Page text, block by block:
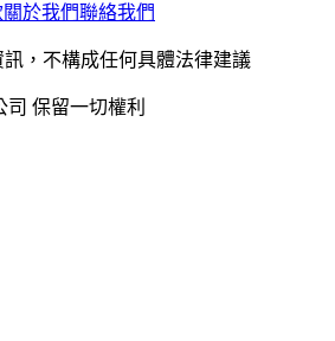
關於我們聯絡我們
，不構成任何具體法律建議
保留一切權利